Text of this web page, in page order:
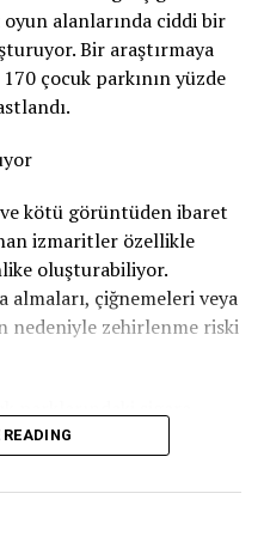
Zehirli Patatesler –
Yok
ceza verildi.
kaldı
olarak hükme bağlandı.
96 gün tutuklu
edildi. Böylece
şartlı ceza kaldı.
cezasıödemesine karar
karşılaması
alanlarında ciddi bir
Bir araştırmaya
çocuk parkının yüzde
kötü görüntüden ibaret
izmaritler özellikle
oluşturabiliyor.
almaları, çiğnemeleri veya
nedeniyle zehirlenme riski
yürütüyor.